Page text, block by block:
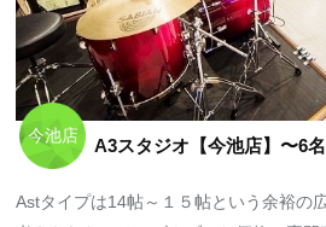
今池店 A3スタジオ【今池店】〜6
Astタイプは14帖～１５帖という余裕の